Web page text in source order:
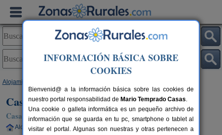
Alojamientos
Casa Baró
Casa Rural en Tornafort (Lleida)
Alquiler completo 4-8+2 plazas 149 km de Lleida
INFORMACIÓN BÁSICA SOBRE
COOKIES
Bienvenid@ a la información básica sobre las cookies de
nuestro portal responsabilidad de Mario Temprado Casas.
Una cookie o galleta informática es un pequeño archivo de
información que se guarda en tu pc, smartphone o tablet al
visitar el portal. Algunas son nuestras y otras pertenecen a